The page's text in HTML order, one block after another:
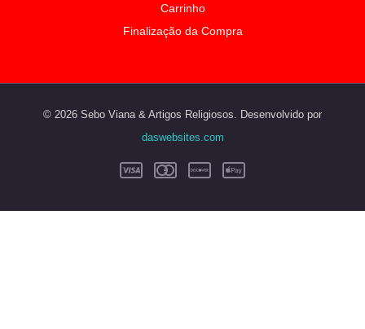
Carrinho
Finalização da Compra
© 2026 Sebo Viana & Artigos Religiosos. Desenvolvido por
daswebsites.com